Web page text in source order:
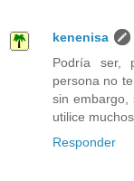
kenenisa
Podría ser,
persona no
sin embargo,
utilice
Responder